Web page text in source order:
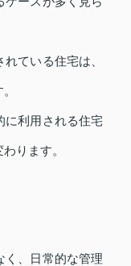
ている住宅は、
に利用される住宅
ります。
く、日常的な管理